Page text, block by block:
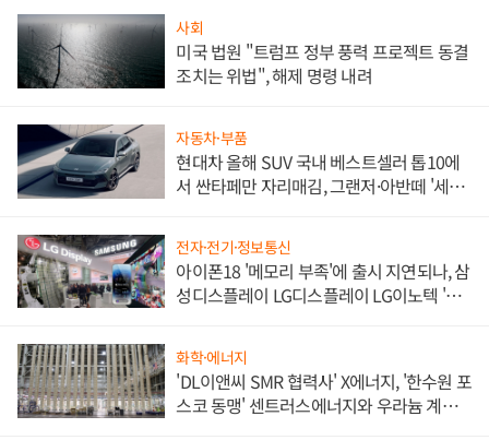
사회
미국 법원 "트럼프 정부 풍력 프로젝트 동결
조치는 위법", 해제 명령 내려
자동차·부품
현대차 올해 SUV 국내 베스트셀러 톱10에
서 싼타페만 자리매김, 그랜저·아반떼 '세단
전자·전기·정보통신
아이폰18 '메모리 부족'에 출시 지연되나, 삼
성디스플레이 LG디스플레이 LG이노텍 '탈
화학·에너지
'DL이앤씨 SMR 협력사' X에너지, '한수원 포
스코 동맹' 센트러스에너지와 우라늄 계약